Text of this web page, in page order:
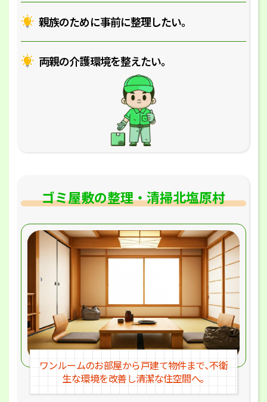
親族のために事前に整理したい｡
両親の介護環境を整えたい｡
ゴミ屋敷の整理・清掃北塩原村
ワンルームのお部屋から戸建て物件まで､不衛
生な環境を改善し清潔な住空間へ｡